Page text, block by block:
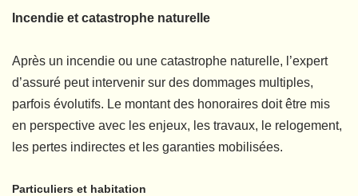
Incendie et catastrophe naturelle
Après un incendie ou une catastrophe naturelle, l’expert
d’assuré peut intervenir sur des dommages multiples,
parfois évolutifs. Le montant des honoraires doit être mis
en perspective avec les enjeux, les travaux, le relogement,
les pertes indirectes et les garanties mobilisées.
Particuliers et habitation